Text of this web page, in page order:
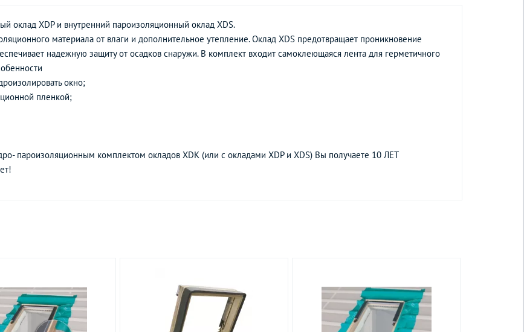
оклад XDP и внутренний пароизоляционный оклад XDS.
материала от влаги и дополнительное утепление. Оклад XDS предотвращает проникновение
надежную защиту от осадков снаружи. В комплект входит самоклеющаяся лента для герметичного
окно;
пленкой;
пароизоляционным комплектом окладов XDK (или с окладами XDP и XDS) Вы получаете 10 ЛЕТ